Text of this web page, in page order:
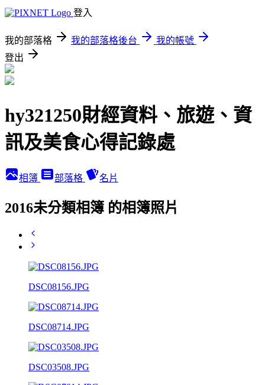
登入
我的部落格 我的部落格後台
我的帳號
登出
hy321250財經資料、旅遊、資
訊及美食心得記錄處
相簿 部落格 名片
2016未分類相簿 的相簿照片
DSC08156.JPG
DSC08714.JPG
DSC03508.JPG